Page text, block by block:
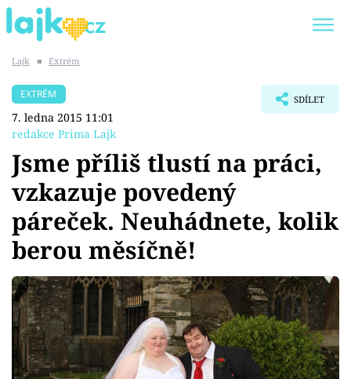
SHOPAHOLICADEL
Témata
Showbyznys
Youtubeři
Virály
Sex a vztahy
Lajk ■ Extrém
EXTRÉM
7. ledna 2015 11:01
redakce Prima Lajk
SDÍLET
Jsme příliš tlustí na práci,
vzkazuje povedený
páreček. Neuhádnete, kolik
berou měsíčně!